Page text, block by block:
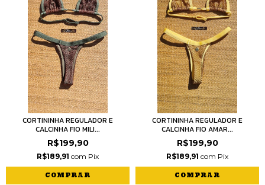
CORTININHA REGULADOR E
CALCINHA FIO MILI...
R$199,90
R$189,91 com Pix
COMPRAR
CORTININHA REGULADOR E
CALCINHA FIO AMAR...
R$199,90
R$189,91 com Pix
COMPRAR